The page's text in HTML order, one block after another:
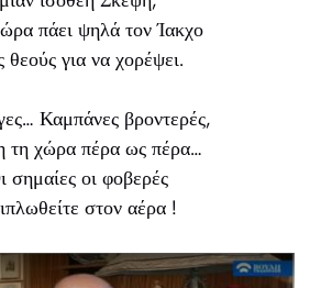
πάει ψηλά τον Ίακχο
θεούς για να χορέψει.
Καμπάνες βροντερές,
τη χώρα πέρα ως πέρα…
οι φοβερές
στον αέρα !